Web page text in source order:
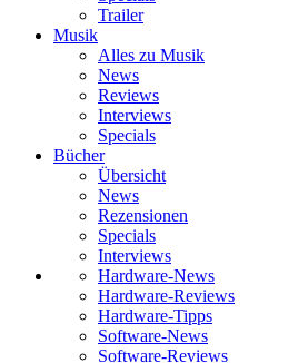
Trailer
Musik
Alles zu Musik
News
Reviews
Interviews
Specials
Bücher
Übersicht
News
Rezensionen
Specials
Interviews
Hardware-News
Hardware-Reviews
Hardware-Tipps
Software-News
Software-Reviews